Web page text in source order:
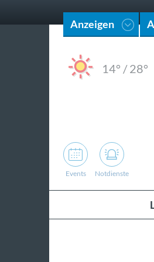
Anzeigen
14° /28°
Events Notdienste